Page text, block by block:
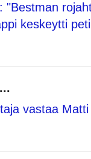
"Bestman
keskeytti
vastaa